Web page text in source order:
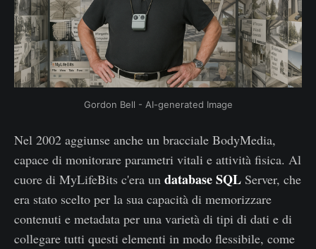
Gordon Bell - AI-generated Image
Nel 2002 aggiunse anche un bracciale BodyMedia,
capace di monitorare parametri vitali e attività fisica. Al
cuore di MyLifeBits c'era un database SQL Server, che
era stato scelto per la sua capacità di memorizzare
contenuti e metadata per una varietà di tipi di dati e di
collegare tutti questi elementi in modo flessibile, come